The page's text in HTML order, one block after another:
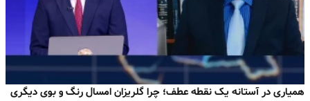
همیاری در آستانه یک نقطه عطف؛ چرا گلریزان امسال رنگ و بوی دیگری